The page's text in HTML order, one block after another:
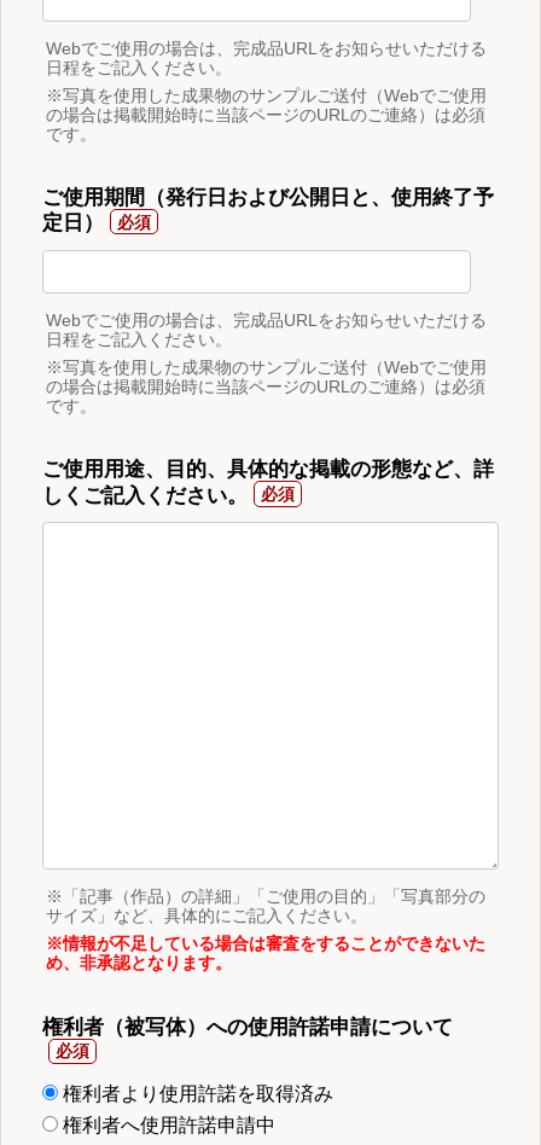
Webでご使用の場合は、完成品URLをお知らせいただける
日程をご記入ください。
※写真を使用した成果物のサンプルご送付（Webでご使用
の場合は掲載開始時に当該ページのURLのご連絡）は必須
です。
ご使用期間（発行日および公開日と、使用終了予
定日）
Webでご使用の場合は、完成品URLをお知らせいただける
日程をご記入ください。
※写真を使用した成果物のサンプルご送付（Webでご使用
の場合は掲載開始時に当該ページのURLのご連絡）は必須
です。
ご使用用途、目的、具体的な掲載の形態など、詳
しくご記入ください。
※「記事（作品）の詳細」「ご使用の目的」「写真部分の
サイズ」など、具体的にご記入ください。
※情報が不足している場合は審査をすることができないた
め、非承認となります。
権利者（被写体）への使用許諾申請について
権利者より使用許諾を取得済み
権利者へ使用許諾申請中